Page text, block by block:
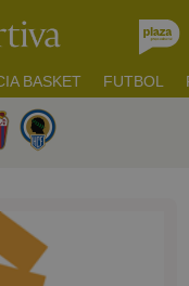
BASKET FUTBOL